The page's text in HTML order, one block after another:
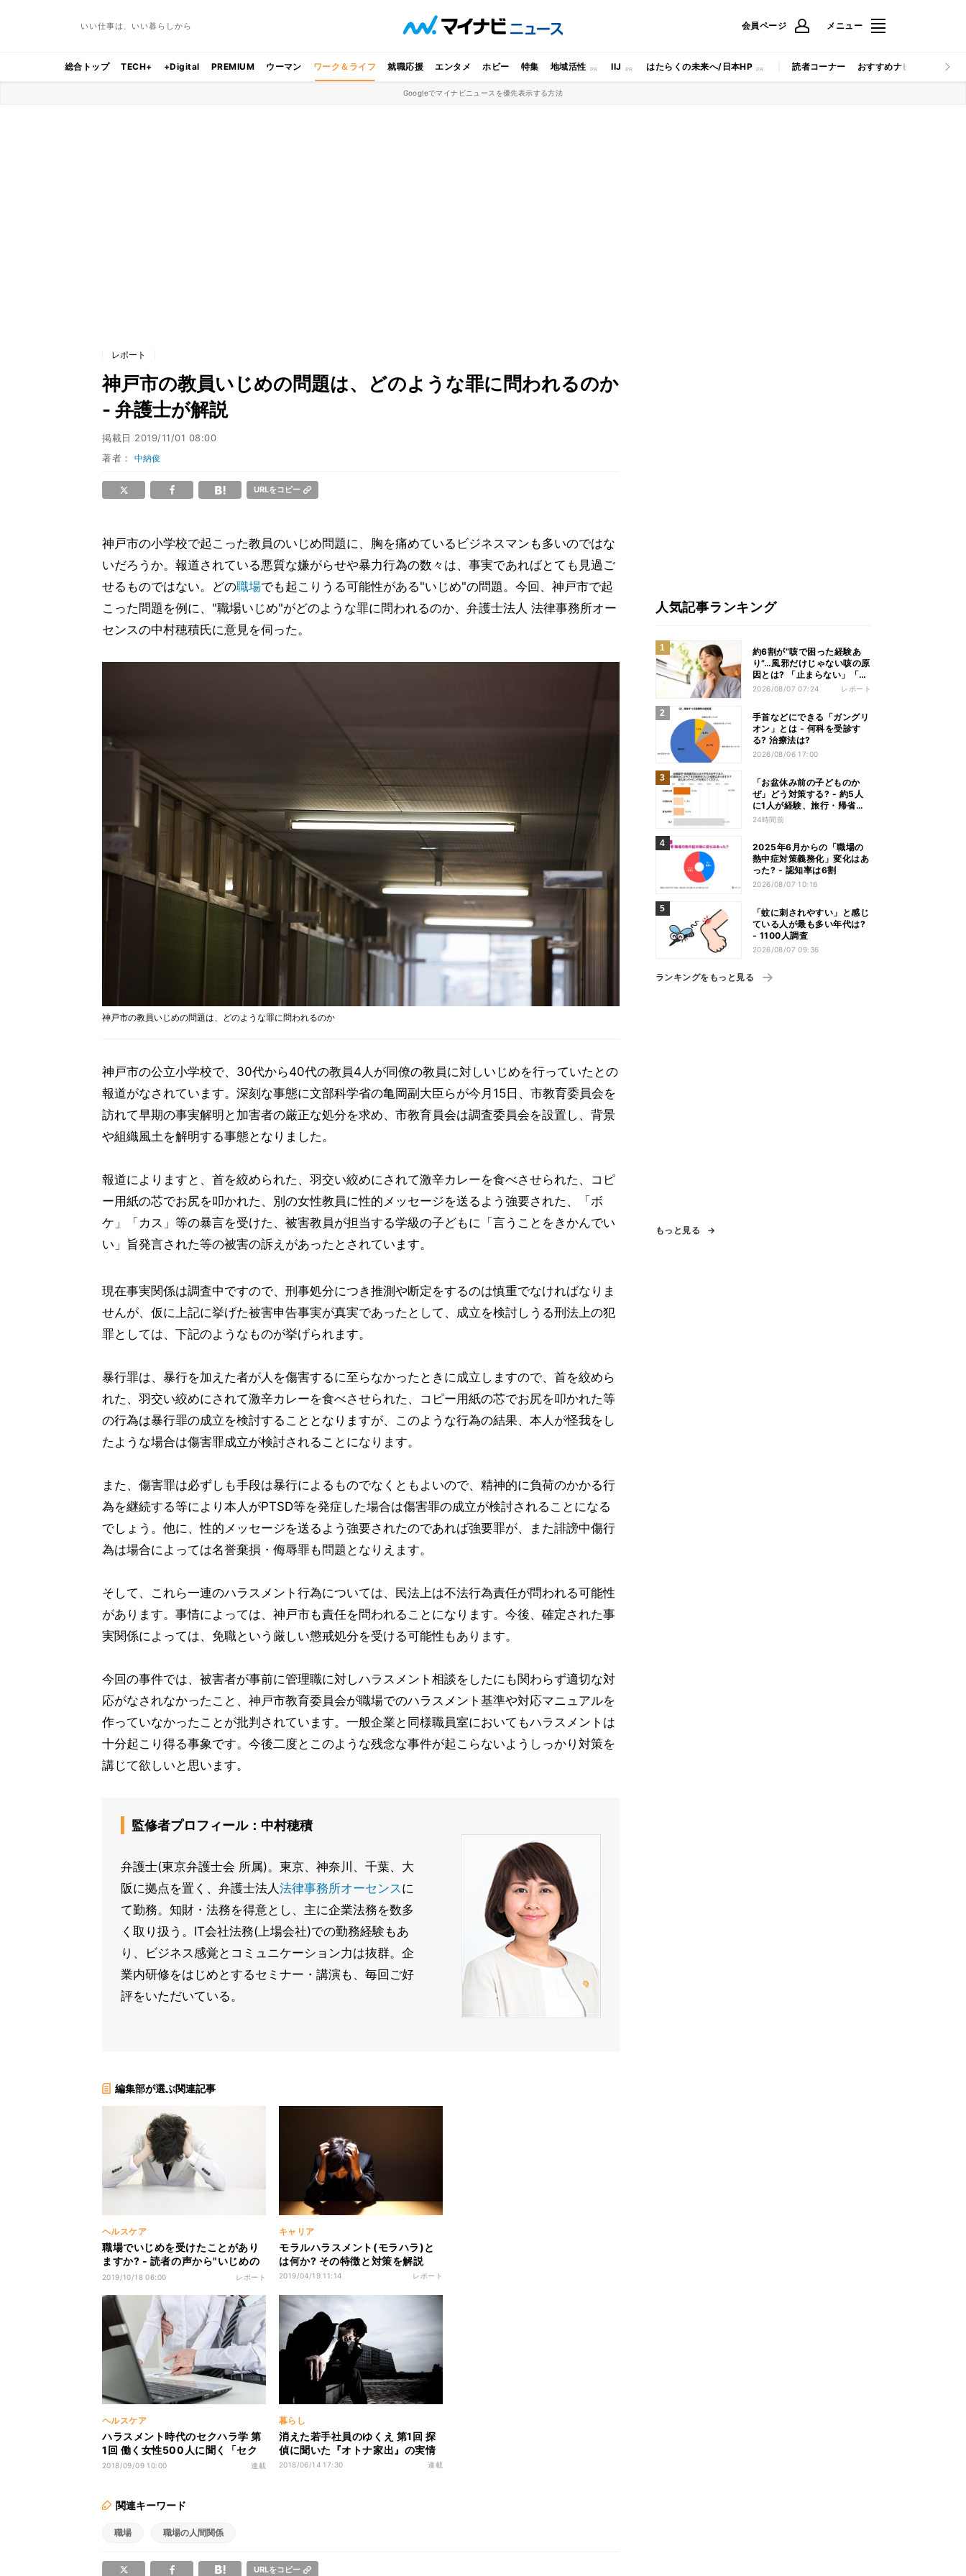
いい仕事は、いい暮らしから 会員ページ メニュー
総合トップ TECH+ +Digital PREMIUM ウーマン ワーク＆ライフ 就職応援 エンタメ ホビー 特集 地域活性 IIJ はたらくの未来へ/日本HP 読者コーナー おすすめナビ マイナビ
Googleでマイナビニュースを優先表示する方法
レポート
神戸市の教員いじめの問題は、どのような罪に問われるのか
- 弁護士が解説
掲載日 2019/11/01 08:00
著者：中納俊
URLをコピー
神戸市の小学校で起こった教員のいじめ問題に、胸を痛めているビジネスマンも多いのではな
いだろうか。報道されている悪質な嫌がらせや暴力行為の数々は、事実であればとても見過ご
せるものではない。どの職場でも起こりうる可能性がある"いじめ"の問題。今回、神戸市で起
こった問題を例に、"職場いじめ"がどのような罪に問われるのか、弁護士法人 法律事務所オー
センスの中村穂積氏に意見を伺った。
神戸市の教員いじめの問題は、どのような罪に問われるのか
神戸市の公立小学校で、30代から40代の教員4人が同僚の教員に対しいじめを行っていたとの
報道がなされています。深刻な事態に文部科学省の亀岡副大臣らが今月15日、市教育委員会を
訪れて早期の事実解明と加害者の厳正な処分を求め、市教育員会は調査委員会を設置し、背景
や組織風土を解明する事態となりました。
報道によりますと、首を絞められた、羽交い絞めにされて激辛カレーを食べさせられた、コピ
ー用紙の芯でお尻を叩かれた、別の女性教員に性的メッセージを送るよう強要された、「ボ
ケ」「カス」等の暴言を受けた、被害教員が担当する学級の子どもに「言うことをきかんでい
い」旨発言された等の被害の訴えがあったとされています。
現在事実関係は調査中ですので、刑事処分につき推測や断定をするのは慎重でなければなりま
せんが、仮に上記に挙げた被害申告事実が真実であったとして、成立を検討しうる刑法上の犯
罪としては、下記のようなものが挙げられます。
暴行罪は、暴行を加えた者が人を傷害するに至らなかったときに成立しますので、首を絞めら
れた、羽交い絞めにされて激辛カレーを食べさせられた、コピー用紙の芯でお尻を叩かれた等
の行為は暴行罪の成立を検討することとなりますが、このような行為の結果、本人が怪我をし
たような場合は傷害罪成立が検討されることになります。
また、傷害罪は必ずしも手段は暴行によるものでなくともよいので、精神的に負荷のかかる行
為を継続する等により本人がPTSD等を発症した場合は傷害罪の成立が検討されることになる
でしょう。他に、性的メッセージを送るよう強要されたのであれば強要罪が、また誹謗中傷行
為は場合によっては名誉棄損・侮辱罪も問題となりえます。
そして、これら一連のハラスメント行為については、民法上は不法行為責任が問われる可能性
があります。事情によっては、神戸市も責任を問われることになります。今後、確定された事
実関係によっては、免職という厳しい懲戒処分を受ける可能性もあります。
今回の事件では、被害者が事前に管理職に対しハラスメント相談をしたにも関わらず適切な対
応がなされなかったこと、神戸市教育委員会が職場でのハラスメント基準や対応マニュアルを
作っていなかったことが批判されています。一般企業と同様職員室においてもハラスメントは
十分起こり得る事象です。今後二度とこのような残念な事件が起こらないようしっかり対策を
講じて欲しいと思います。
監修者プロフィール：中村穂積
弁護士(東京弁護士会 所属)。東京、神奈川、千葉、大
阪に拠点を置く、弁護士法人法律事務所オーセンスに
て勤務。知財・法務を得意とし、主に企業法務を数多
く取り扱う。IT会社法務(上場会社)での勤務経験もあ
り、ビジネス感覚とコミュニケーション力は抜群。企
業内研修をはじめとするセミナー・講演も、毎回ご好
評をいただいている。
編集部が選ぶ関連記事
ヘルスケア
職場でいじめを受けたことがあり
ますか? - 読者の声から"いじめの
実情"に迫る
2019/10/18 06:00 レポート
キャリア
モラルハラスメント(モラハラ)と
は何か? その特徴と対策を解説
2019/04/19 11:14 レポート
ヘルスケア
ハラスメント時代のセクハラ学 第
1回 働く女性500人に聞く「セク
ハラを受けたことある?」
2018/09/09 10:00 連載
暮らし
消えた若手社員のゆくえ 第1回 探
偵に聞いた『オトナ家出』の実情
2018/06/14 17:30 連載
関連キーワード
職場 職場の人間関係
URLをコピー
人気記事ランキング
約6割が“咳で困った経験あ
り”…風邪だけじゃない咳の原
因とは? 「止まらない」「眠
れない」悩みを医師が解説
2026/08/07 07:24 レポート
手首などにできる「ガングリ
オン」とは - 何科を受診す
る? 治療法は?
2026/08/06 17:00
「お盆休み前の子どものか
ぜ」どう対策する? - 約5人
に1人が経験、旅行・帰省へ
の影響も
24時間前
2025年6月からの「職場の
熱中症対策義務化」変化はあ
った? - 認知率は6割
2026/08/07 10:16
「蚊に刺されやすい」と感じ
ている人が最も多い年代は?
- 1100人調査
2026/08/07 09:36
ランキングをもっと見る
もっと見る